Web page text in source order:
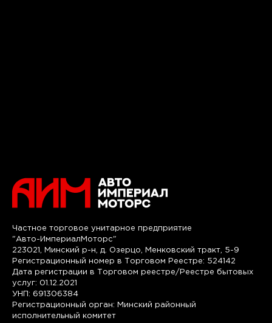
Частное торговое унитарное предприятие
"Авто-ИмпериалМоторс"
223021, Минский р-н, д. Озерцо, Менковский тракт, 5-9
Регистрационный номер в Торговом Реестре: 524142
Дата регистрации в Торговом реестре/Реестре бытовых
услуг: 01.12.2021
УНП: 691306384
Регистрационный орган: Минский районный
исполнительный комитет